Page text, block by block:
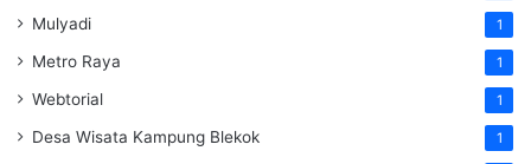
Mulyadi 1
Metro Raya 1
Webtorial 1
Desa Wisata Kampung Blekok 1